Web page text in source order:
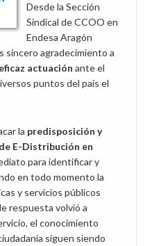
Desde la Sección
Sindical de CCOO en
Endesa Aragón
sincero agradecimiento a
actuación ante el
puntos del país el
la predisposición y
E-Distribución en
para identificar y
en todo momento la
y servicios públicos
respuesta volvió a
el conocimiento
siguen siendo